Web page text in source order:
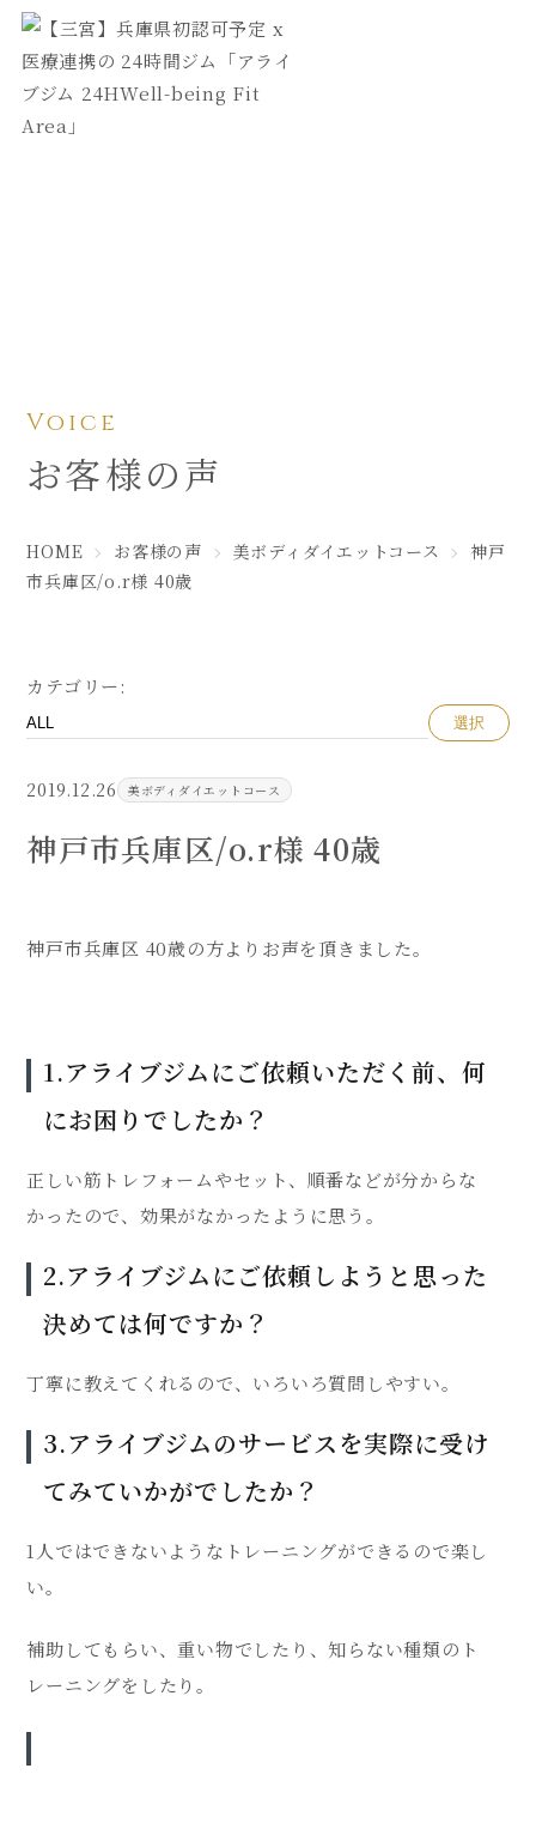
Voice
お客様の声
HOME お客様の声 美ボディダイエットコース
神戸
市兵庫区/o.r様 40歳
カテゴリー:
選択
2019.12.26 美ボディダイエットコース
神戸市兵庫区/o.r様 40歳
神戸市兵庫区 40歳の方よりお声を頂きました。
1.アライブジムにご依頼いただく前、何
にお困りでしたか？
正しい筋トレフォームやセット、順番などが分からな
かったので、効果がなかったように思う。
2.アライブジムにご依頼しようと思った
決めては何ですか？
丁寧に教えてくれるので、いろいろ質問しやすい。
3.アライブジムのサービスを実際に受け
てみていかがでしたか？
1人ではできないようなトレーニングができるので楽し
い。
補助してもらい、重い物でしたり、知らない種類のト
レーニングをしたり。